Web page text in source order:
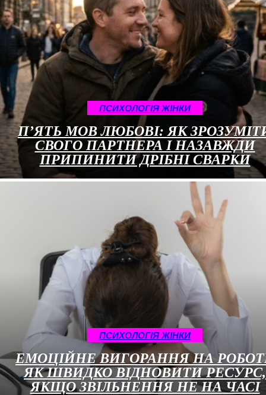
ПСИХОЛОГІЯ ЖІНКИ
П’ЯТЬ МОВ ЛЮБОВІ: ЯК
СВОГО ПАРТНЕРА І НАЗАВЖДИ
ПРИПИНИТИ ДРІБНІ СВАРКИ
ПСИХОЛОГІЯ ЖІНКИ
ЕМОЦІЙНЕ ВИГОРАННЯ НА
ЯК ШВИДКО ВІДНОВИТИ РЕСУРС,
ЯКЩО ЗВІЛЬНЕННЯ НЕ НА ЧАСІ